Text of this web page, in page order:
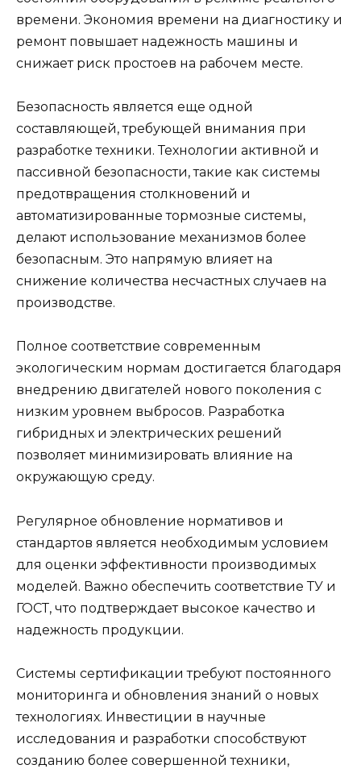
времени. Экономия времени на диагностику и
ремонт повышает надежность машины и
снижает риск простоев на рабочем месте.
Безопасность является еще одной
составляющей, требующей внимания при
разработке техники. Технологии активной и
пассивной безопасности, такие как системы
предотвращения столкновений и
автоматизированные тормозные системы,
делают использование механизмов более
безопасным. Это напрямую влияет на
снижение количества несчастных случаев на
производстве.
Полное соответствие современным
экологическим нормам достигается благодаря
внедрению двигателей нового поколения с
низким уровнем выбросов. Разработка
гибридных и электрических решений
позволяет минимизировать влияние на
окружающую среду.
Регулярное обновление нормативов и
стандартов является необходимым условием
для оценки эффективности производимых
моделей. Важно обеспечить соответствие ТУ и
ГОСТ, что подтверждает высокое качество и
надежность продукции.
Системы сертификации требуют постоянного
мониторинга и обновления знаний о новых
технологиях. Инвестиции в научные
исследования и разработки способствуют
созданию более совершенной техники,